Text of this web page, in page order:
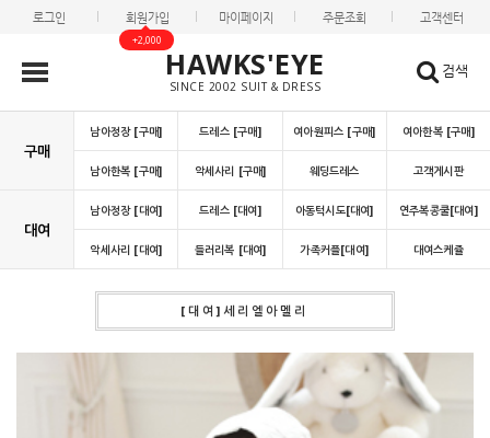
로그인 회원가입
+2,000
마이페이지 주문조회 고객센터
HAWKS'EYE
SINCE 2002 SUIT & DRESS
검색
구매
남아정장 [구매] 드레스 [구매] 여아원피스 [구매] 여아한복 [구매]
남아한복 [구매] 악세사리 [구매] 웨딩드레스 고객게시판
대여
남아정장 [대여] 드레스 [대여] 아동턱시도[대여] 연주복콩쿨[대여]
악세사리 [대여] 들러리복 [대여] 가족커플[대여] 대여스케쥴
[대여]세리엘아멜리